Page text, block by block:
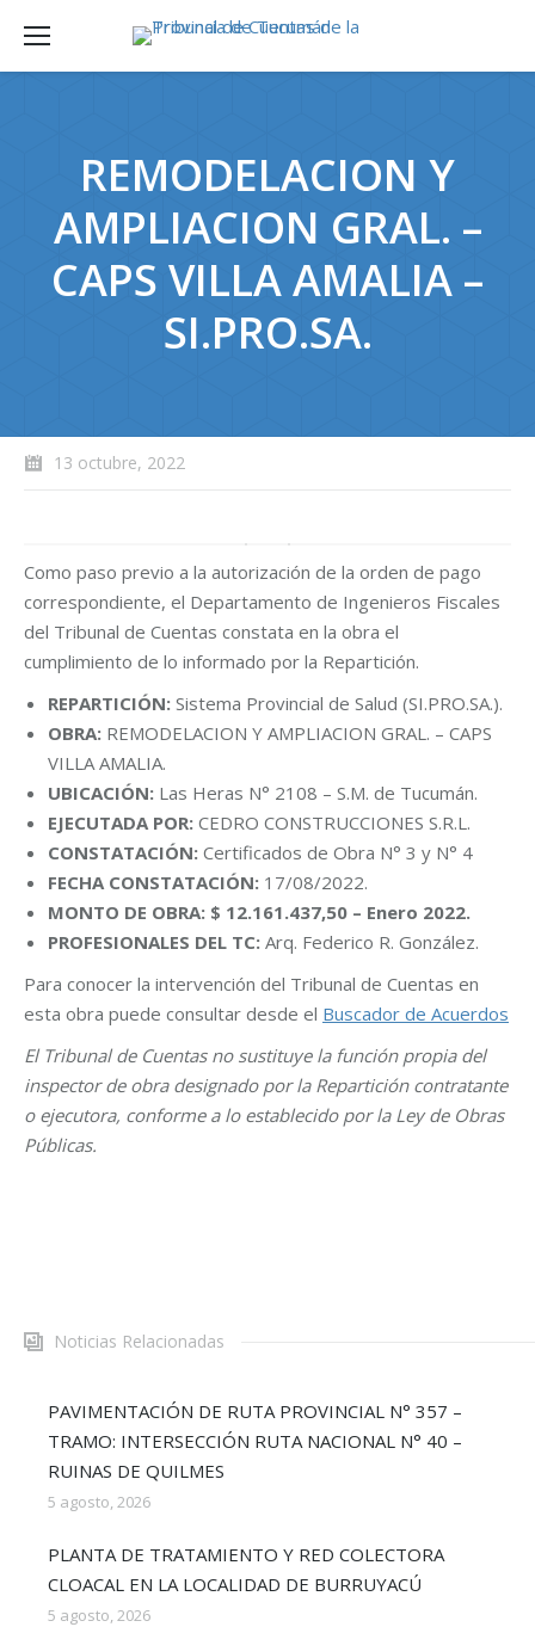
REMODELACION Y
AMPLIACION GRAL. –
CAPS VILLA AMALIA –
SI.PRO.SA.
13 octubre, 2022
Como paso previo a la autorización de la orden de pago
correspondiente, el Departamento de Ingenieros Fiscales
del Tribunal de Cuentas constata en la obra el
cumplimiento de lo informado por la Repartición.
REPARTICIÓN: Sistema Provincial de Salud (SI.PRO.SA.).
OBRA: REMODELACION Y AMPLIACION GRAL. – CAPS
VILLA AMALIA.
UBICACIÓN: Las Heras N° 2108 – S.M. de Tucumán.
EJECUTADA POR: CEDRO CONSTRUCCIONES S.R.L.
CONSTATACIÓN: Certificados de Obra N° 3 y N° 4
FECHA CONSTATACIÓN: 17/08/2022.
MONTO DE OBRA: $ 12.161.437,50 – Enero 2022.
PROFESIONALES DEL TC: Arq. Federico R. González.
Para conocer la intervención del Tribunal de Cuentas en
esta obra puede consultar desde el Buscador de Acuerdos
El Tribunal de Cuentas no sustituye la función propia del
inspector de obra designado por la Repartición contratante
o ejecutora, conforme a lo establecido por la Ley de Obras
Públicas.
Noticias Relacionadas
PAVIMENTACIÓN DE RUTA PROVINCIAL N° 357 –
TRAMO: INTERSECCIÓN RUTA NACIONAL N° 40 –
RUINAS DE QUILMES
5 agosto, 2026
PLANTA DE TRATAMIENTO Y RED COLECTORA
CLOACAL EN LA LOCALIDAD DE BURRUYACÚ
5 agosto, 2026